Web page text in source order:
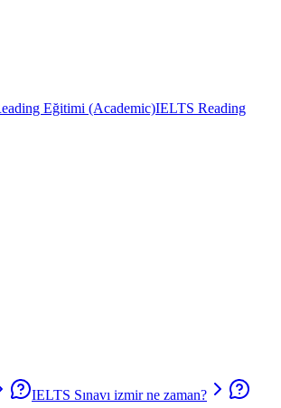
Eğitimi (Academic)IELTS Reading
IELTS Sınavı izmir ne zaman?